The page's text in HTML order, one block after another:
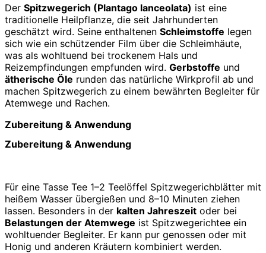
Der Spitzwegerich (Plantago lanceolata) ist eine
traditionelle Heilpflanze, die seit Jahrhunderten
geschätzt wird. Seine enthaltenen Schleimstoffe legen
sich wie ein schützender Film über die Schleimhäute,
was als wohltuend bei trockenem Hals und
Reizempfindungen empfunden wird. Gerbstoffe und
ätherische Öle runden das natürliche Wirkprofil ab und
machen Spitzwegerich zu einem bewährten Begleiter für
Atemwege und Rachen.
Zubereitung & Anwendung
Zubereitung & Anwendung
Für eine Tasse Tee 1–2 Teelöffel Spitzwegerichblätter mit
heißem Wasser übergießen und 8–10 Minuten ziehen
lassen. Besonders in der kalten Jahreszeit oder bei
Belastungen der Atemwege ist Spitzwegerichtee ein
wohltuender Begleiter. Er kann pur genossen oder mit
Honig und anderen Kräutern kombiniert werden.